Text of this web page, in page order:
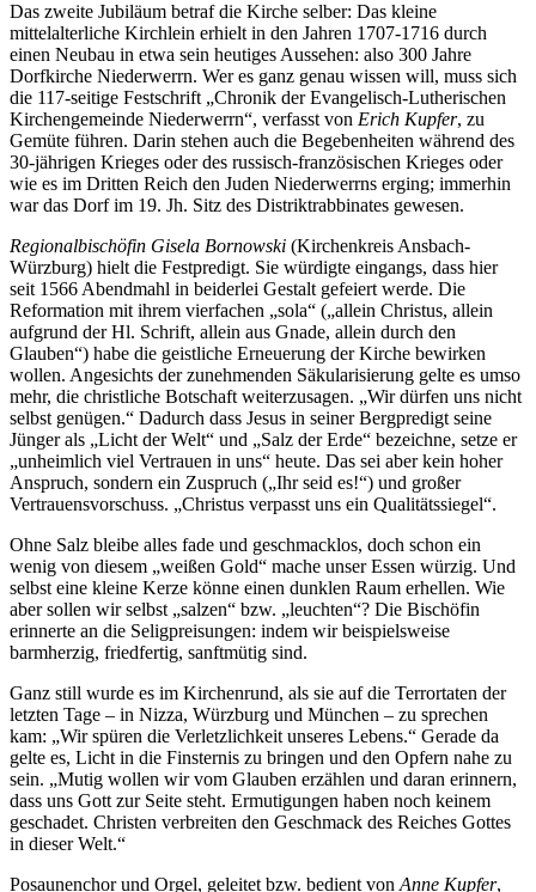
Das zweite Jubiläum betraf die Kirche selber: Das kleine
mittelalterliche Kirchlein erhielt in den Jahren 1707-1716 durch
einen Neubau in etwa sein heutiges Aussehen: also 300 Jahre
Dorfkirche Niederwerrn. Wer es ganz genau wissen will, muss sich
die 117-seitige Festschrift „Chronik der Evangelisch-Lutherischen
Kirchengemeinde Niederwerrn“, verfasst von Erich Kupfer, zu
Gemüte führen. Darin stehen auch die Begebenheiten während des
30-jährigen Krieges oder des russisch-französischen Krieges oder
wie es im Dritten Reich den Juden Niederwerrns erging; immerhin
war das Dorf im 19. Jh. Sitz des Distriktrabbinates gewesen.
Regionalbischöfin Gisela Bornowski (Kirchenkreis Ansbach-
Würzburg) hielt die Festpredigt. Sie würdigte eingangs, dass hier
seit 1566 Abendmahl in beiderlei Gestalt gefeiert werde. Die
Reformation mit ihrem vierfachen „sola“ („allein Christus, allein
aufgrund der Hl. Schrift, allein aus Gnade, allein durch den
Glauben“) habe die geistliche Erneuerung der Kirche bewirken
wollen. Angesichts der zunehmenden Säkularisierung gelte es umso
mehr, die christliche Botschaft weiterzusagen. „Wir dürfen uns nicht
selbst genügen.“ Dadurch dass Jesus in seiner Bergpredigt seine
Jünger als „Licht der Welt“ und „Salz der Erde“ bezeichne, setze er
„unheimlich viel Vertrauen in uns“ heute. Das sei aber kein hoher
Anspruch, sondern ein Zuspruch („Ihr seid es!“) und großer
Vertrauensvorschuss. „Christus verpasst uns ein Qualitätssiegel“.
Ohne Salz bleibe alles fade und geschmacklos, doch schon ein
wenig von diesem „weißen Gold“ mache unser Essen würzig. Und
selbst eine kleine Kerze könne einen dunklen Raum erhellen. Wie
aber sollen wir selbst „salzen“ bzw. „leuchten“? Die Bischöfin
erinnerte an die Seligpreisungen: indem wir beispielsweise
barmherzig, friedfertig, sanftmütig sind.
Ganz still wurde es im Kirchenrund, als sie auf die Terrortaten der
letzten Tage – in Nizza, Würzburg und München – zu sprechen
kam: „Wir spüren die Verletzlichkeit unseres Lebens.“ Gerade da
gelte es, Licht in die Finsternis zu bringen und den Opfern nahe zu
sein. „Mutig wollen wir vom Glauben erzählen und daran erinnern,
dass uns Gott zur Seite steht. Ermutigungen haben noch keinem
geschadet. Christen verbreiten den Geschmack des Reiches Gottes
in dieser Welt.“
Posaunenchor und Orgel, geleitet bzw. bedient von Anne Kupfer,